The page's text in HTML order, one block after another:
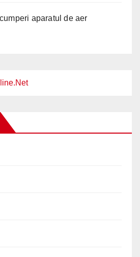
aparatul de aer